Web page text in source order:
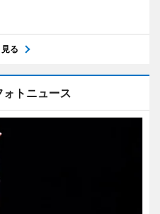
る
ォトニュース